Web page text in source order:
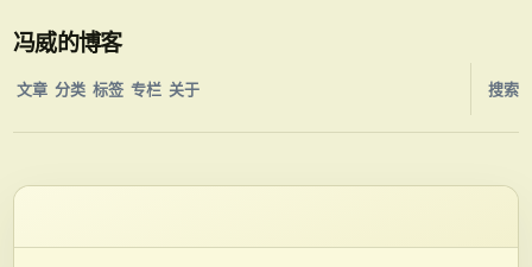
冯威的博客
文章 分类 标签 专栏 关于 搜索